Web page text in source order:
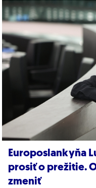
Europoslankyňa
prosiť o prežitie.
zmeniť